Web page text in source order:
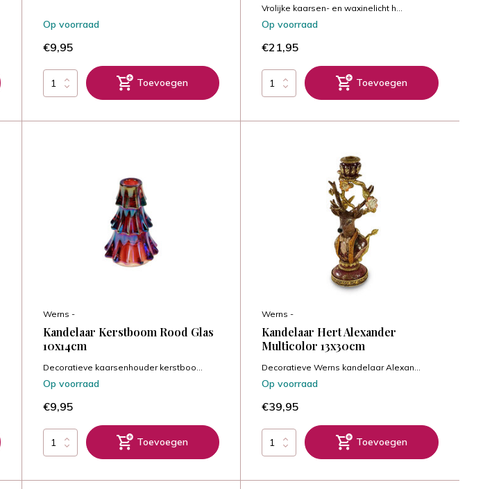
Op voorraad
€9,95
Toevoegen
Vrolijke kaarsen- en waxinelicht h...
Op voorraad
€21,95
Toevoegen
Werns -
Kandelaar Kerstboom Rood Glas
10x14cm
Decoratieve kaarsenhouder kerstboo...
Op voorraad
€9,95
Toevoegen
Werns -
Kandelaar Hert Alexander
Multicolor 13x30cm
Decoratieve Werns kandelaar Alexan...
Op voorraad
€39,95
Toevoegen